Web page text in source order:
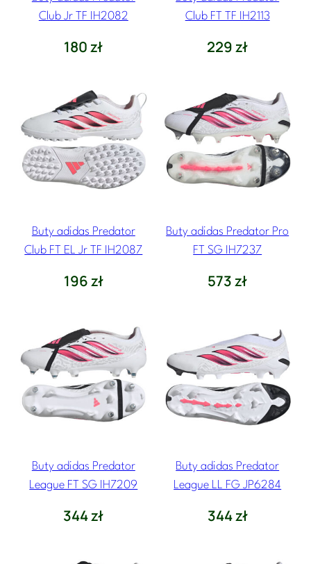
Club Jr TF IH2082
180zł
Club FT TF IH2113
229zł
Buty adidas Predator
Club FT EL Jr TF IH2087
196zł
Buty adidas Predator Pro
FT SG IH7237
573zł
Buty adidas Predator
League FT SG IH7209
344zł
Buty adidas Predator
League LL FG JP6284
344zł